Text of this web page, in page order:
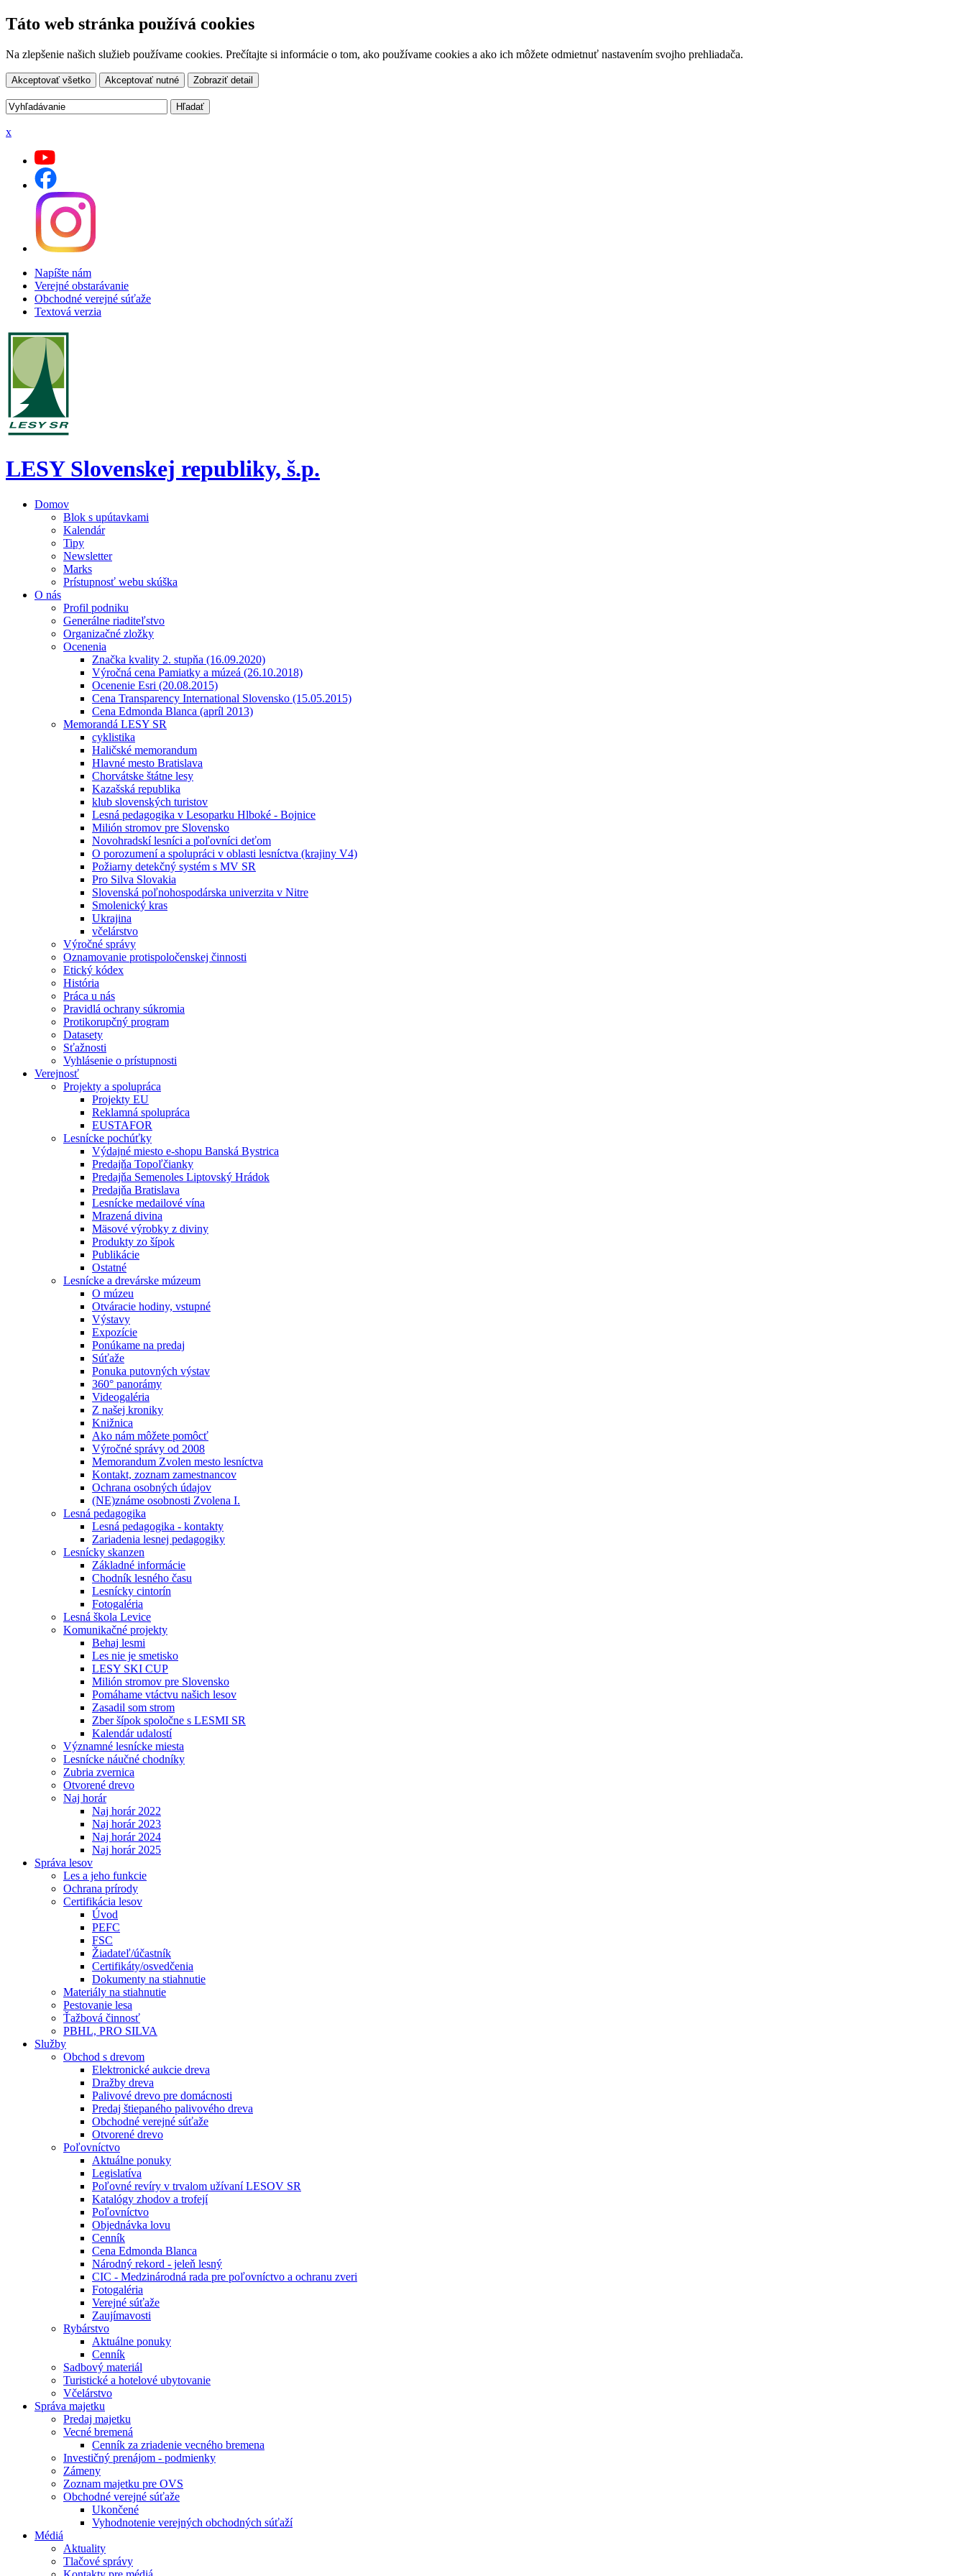
Táto web stránka používá cookies
Na zlepšenie našich služieb používame cookies. Prečítajte si informácie o tom, ako používame cookies a ako ich môžete odmietnuť nastavením svojho prehliadača.
Akceptovať všetko Akceptovať nutné Zobraziť detail
x
Napíšte nám
Verejné obstarávanie
Obchodné verejné súťaže
Textová verzia
LESY Slovenskej republiky, š.p.
Domov
Blok s upútavkami
Kalendár
Tipy
Newsletter
Marks
Prístupnosť webu skúška
O nás
Profil podniku
Generálne riaditeľstvo
Organizačné zložky
Ocenenia
Značka kvality 2. stupňa (16.09.2020)
Výročná cena Pamiatky a múzeá (26.10.2018)
Ocenenie Esri (20.08.2015)
Cena Transparency International Slovensko (15.05.2015)
Cena Edmonda Blanca (apríl 2013)
Memorandá LESY SR
cyklistika
Haličské memorandum
Hlavné mesto Bratislava
Chorvátske štátne lesy
Kazašská republika
klub slovenských turistov
Lesná pedagogika v Lesoparku Hlboké - Bojnice
Milión stromov pre Slovensko
Novohradskí lesníci a poľovníci deťom
O porozumení a spolupráci v oblasti lesníctva (krajiny V4)
Požiarny detekčný systém s MV SR
Pro Silva Slovakia
Slovenská poľnohospodárska univerzita v Nitre
Smolenický kras
Ukrajina
včelárstvo
Výročné správy
Oznamovanie protispoločenskej činnosti
Etický kódex
História
Práca u nás
Pravidlá ochrany súkromia
Protikorupčný program
Datasety
Sťažnosti
Vyhlásenie o prístupnosti
Verejnosť
Projekty a spolupráca
Projekty EU
Reklamná spolupráca
EUSTAFOR
Lesnícke pochúťky
Výdajné miesto e-shopu Banská Bystrica
Predajňa Topoľčianky
Predajňa Semenoles Liptovský Hrádok
Predajňa Bratislava
Lesnícke medailové vína
Mrazená divina
Mäsové výrobky z diviny
Produkty zo šípok
Publikácie
Ostatné
Lesnícke a drevárske múzeum
O múzeu
Otváracie hodiny, vstupné
Výstavy
Expozície
Ponúkame na predaj
Súťaže
Ponuka putovných výstav
360° panorámy
Videogaléria
Z našej kroniky
Knižnica
Ako nám môžete pomôcť
Výročné správy od 2008
Memorandum Zvolen mesto lesníctva
Kontakt, zoznam zamestnancov
Ochrana osobných údajov
(NE)známe osobnosti Zvolena I.
Lesná pedagogika
Lesná pedagogika - kontakty
Zariadenia lesnej pedagogiky
Lesnícky skanzen
Základné informácie
Chodník lesného času
Lesnícky cintorín
Fotogaléria
Lesná škola Levice
Komunikačné projekty
Behaj lesmi
Les nie je smetisko
LESY SKI CUP
Milión stromov pre Slovensko
Pomáhame vtáctvu našich lesov
Zasadil som strom
Zber šípok spoločne s LESMI SR
Kalendár udalostí
Významné lesnícke miesta
Lesnícke náučné chodníky
Zubria zvernica
Otvorené drevo
Naj horár
Naj horár 2022
Naj horár 2023
Naj horár 2024
Naj horár 2025
Správa lesov
Les a jeho funkcie
Ochrana prírody
Certifikácia lesov
Úvod
PEFC
FSC
Žiadateľ/účastník
Certifikáty/osvedčenia
Dokumenty na stiahnutie
Materiály na stiahnutie
Pestovanie lesa
Ťažbová činnosť
PBHL, PRO SILVA
Služby
Obchod s drevom
Elektronické aukcie dreva
Dražby dreva
Palivové drevo pre domácnosti
Predaj štiepaného palivového dreva
Obchodné verejné súťaže
Otvorené drevo
Poľovníctvo
Aktuálne ponuky
Legislatíva
Poľovné revíry v trvalom užívaní LESOV SR
Katalógy zhodov a trofejí
Poľovníctvo
Objednávka lovu
Cenník
Cena Edmonda Blanca
Národný rekord - jeleň lesný
CIC - Medzinárodná rada pre poľovníctvo a ochranu zveri
Fotogaléria
Verejné súťaže
Zaujímavosti
Rybárstvo
Aktuálne ponuky
Cenník
Sadbový materiál
Turistické a hotelové ubytovanie
Včelárstvo
Správa majetku
Predaj majetku
Vecné bremená
Cenník za zriadenie vecného bremena
Investičný prenájom - podmienky
Zámeny
Zoznam majetku pre OVS
Obchodné verejné súťaže
Ukončené
Vyhodnotenie verejných obchodných súťaží
Médiá
Aktuality
Tlačové správy